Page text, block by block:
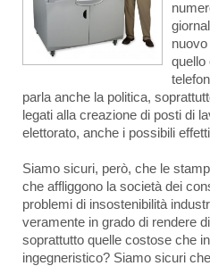
nuovo
quello
parla anche la politica,
legati alla creazione di posti di
elettorato, anche i possibili
Siamo sicuri, però, che le
che affliggono la società dei
problemi di insostenibilità
veramente in grado di rendere
soprattutto quelle costose che
ingegneristico? Siamo sicuri